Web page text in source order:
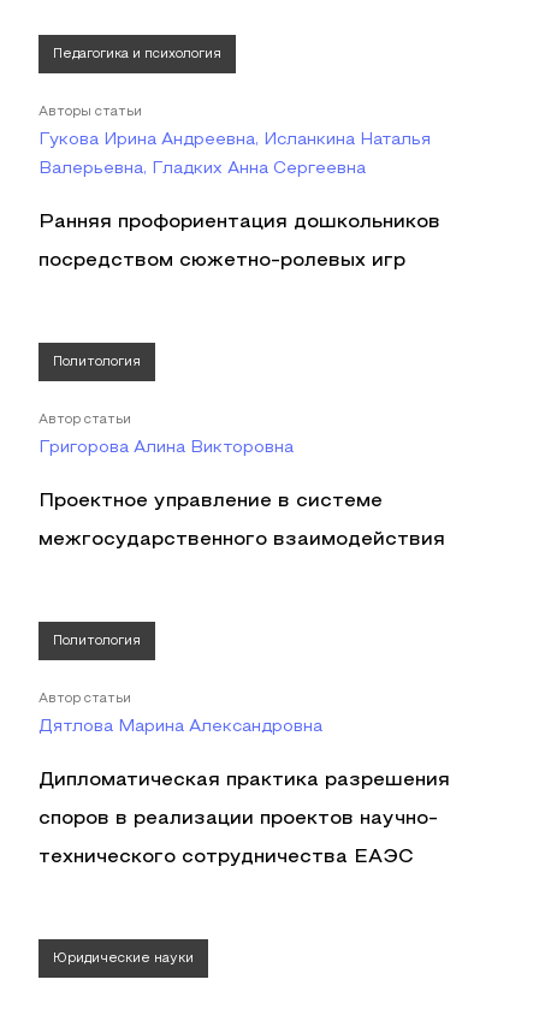
Педагогика и психология
Авторы статьи
Гукова Ирина Андреевна, Исланкина Наталья
Валерьевна, Гладких Анна Сергеевна
Ранняя профориентация дошкольников
посредством сюжетно-ролевых игр
Политология
Автор статьи
Григорова Алина Викторовна
Проектное управление в системе
межгосударственного взаимодействия
Политология
Автор статьи
Дятлова Марина Александровна
Дипломатическая практика разрешения
споров в реализации проектов научно-
технического сотрудничества ЕАЭС
Юридические науки